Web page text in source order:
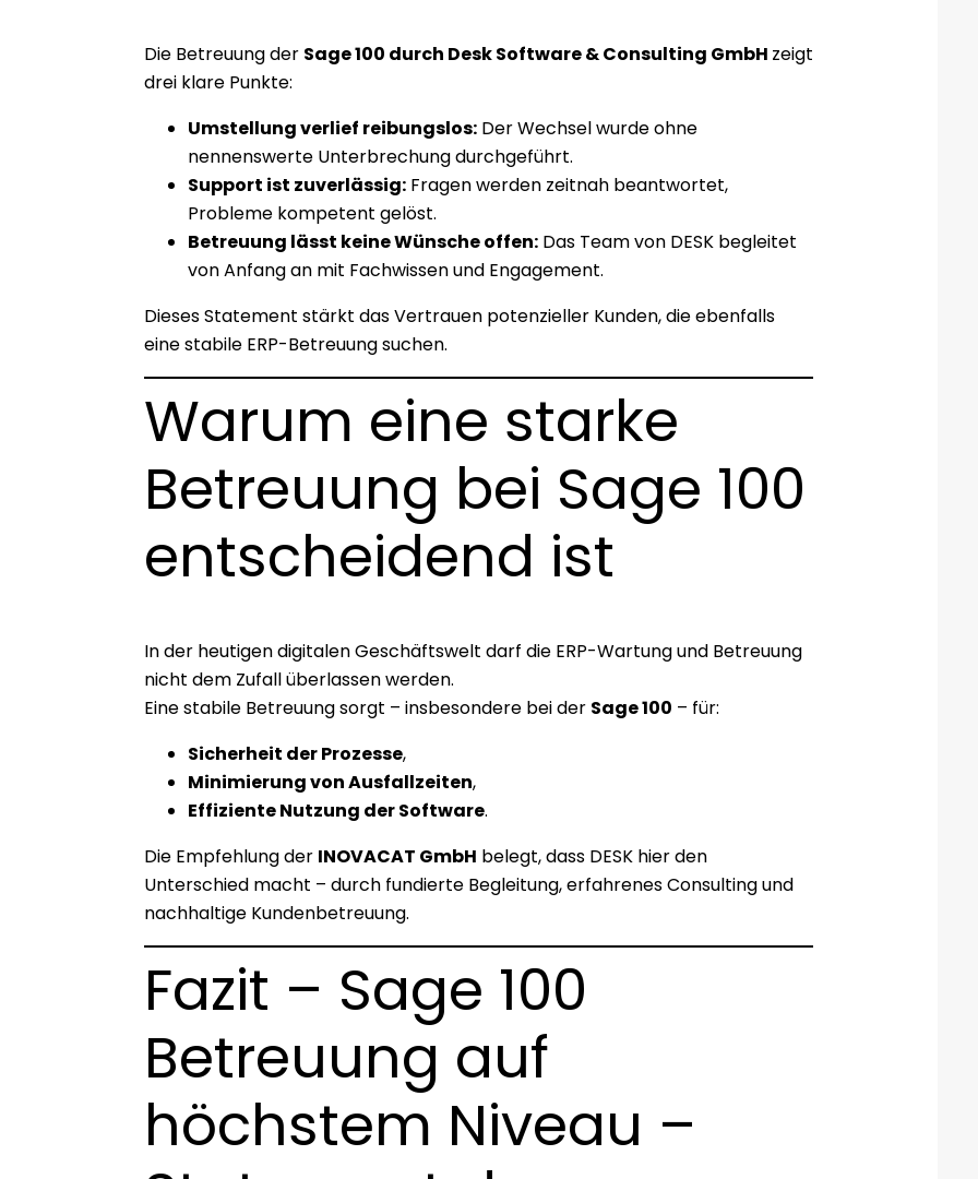
Die Betreuung der Sage 100 durch Desk Software & Consulting GmbH zeigt
drei klare Punkte:
Umstellung verlief reibungslos: Der Wechsel wurde ohne
nennenswerte Unterbrechung durchgeführt.
Support ist zuverlässig: Fragen werden zeitnah beantwortet,
Probleme kompetent gelöst.
Betreuung lässt keine Wünsche offen: Das Team von DESK begleitet
von Anfang an mit Fachwissen und Engagement.
Dieses Statement stärkt das Vertrauen potenzieller Kunden, die ebenfalls
eine stabile ERP-Betreuung suchen.
Warum eine starke
Betreuung bei Sage 100
entscheidend ist
In der heutigen digitalen Geschäftswelt darf die ERP-Wartung und Betreuung
nicht dem Zufall überlassen werden.
Eine stabile Betreuung sorgt – insbesondere bei der Sage 100 – für:
Sicherheit der Prozesse,
Minimierung von Ausfallzeiten,
Effiziente Nutzung der Software.
Die Empfehlung der INOVACAT GmbH belegt, dass DESK hier den
Unterschied macht – durch fundierte Begleitung, erfahrenes Consulting und
nachhaltige Kundenbetreuung.
Fazit – Sage 100
Betreuung auf
höchstem Niveau –